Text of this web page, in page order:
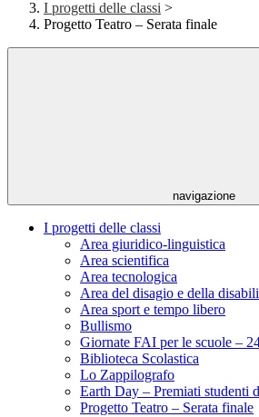
I progetti delle classi >
Progetto Teatro – Serata finale
navigazione
I progetti delle classi
Area giuridico-linguistica
Area scientifica
Area tecnologica
Area del disagio e della
Area sport e tempo libero
Bullismo
Giornate FAI per le scuole –
Biblioteca Scolastica
Lo Zappilografo
Earth Day – Premiati studenti
Progetto Teatro – Serata finale